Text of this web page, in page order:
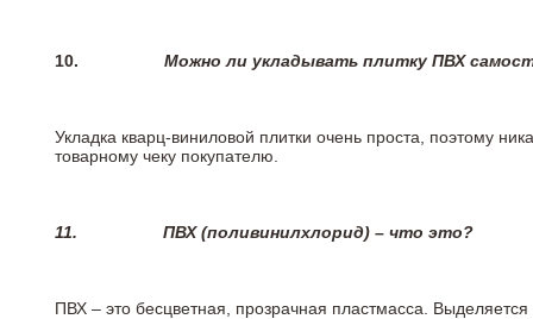
10. Можно ли укладывать плитку ПВХ
Укладка кварц-виниловой плитки очень проста, поэтому
товарному чеку покупателю.
11. ПВХ (поливинилхлорид) – что это?
ПВХ – это бесцветная, прозрачная пластмасса.